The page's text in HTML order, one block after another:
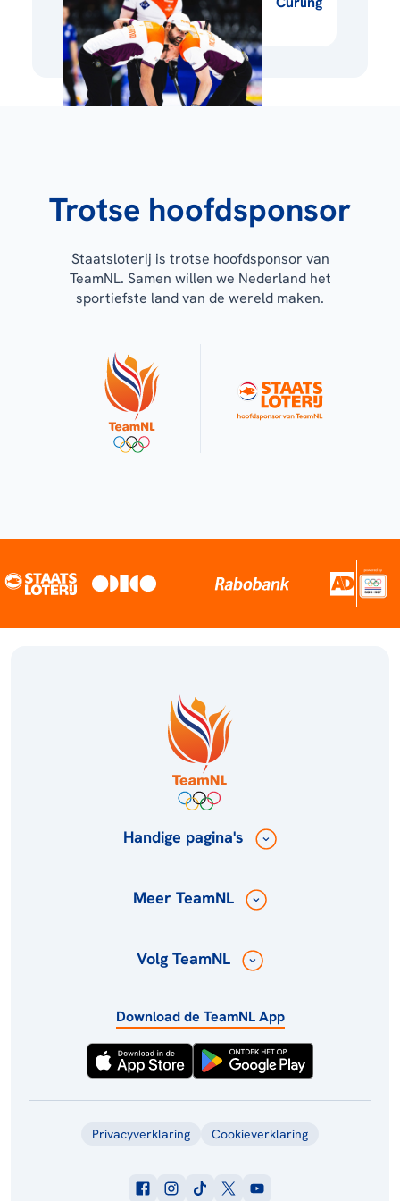
Trotse hoofdsponsor
Staatsloterij is trotse hoofdsponsor van
TeamNL. Samen willen we Nederland het
sportiefste land van de wereld maken.
Handige pagina's
Meer TeamNL
Volg TeamNL
Download de TeamNL App
Privacyverklaring Cookieverklaring